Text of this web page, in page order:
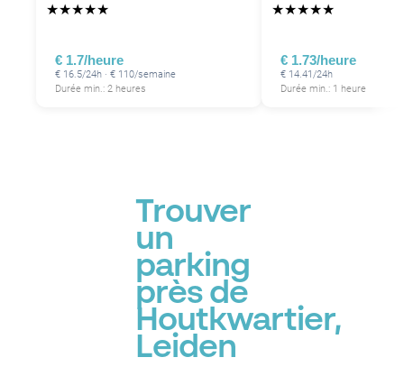
★★★★★
€ 1.7/heure
€ 16.5/24h · € 110/semaine
Durée min.: 2 heures
★★★★★
€ 1.73/heure
€ 14.41/24h
Durée min.: 1 heure
Trouver
un
parking
près de
Houtkwartier,
Leiden